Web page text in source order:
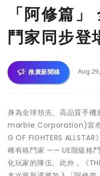
「阿修篇
鬥家同步登
推廣新聞稿 Aug
身為全球領先、高品質手
marble Corporation)宣布
G OF FIGHTERS
稀有格鬥家 —— UE階級格
化玩家的隊伍。此外，《